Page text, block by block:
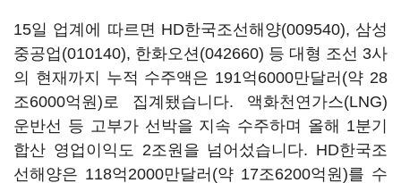
15일 업계에 따르면 HD한국조선해양(009540), 삼성
중공업(010140), 한화오션(042660) 등 대형 조선 3사
의 현재까지 누적 수주액은 191억6000만달러(약 28
조6000억원)로 집계됐습니다. 액화천연가스(LNG)
운반선 등 고부가 선박을 지속 수주하며 올해 1분기
합산 영업이익도 2조원을 넘어섰습니다. HD한국조
선해양은 118억2000만달러(약 17조6200억원)를 수